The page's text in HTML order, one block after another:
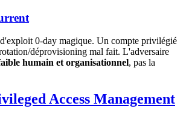
0-day magique. Un compte privilégié
déprovisioning mal fait. L'adversaire
humain et organisationnel, pas la
Access Management